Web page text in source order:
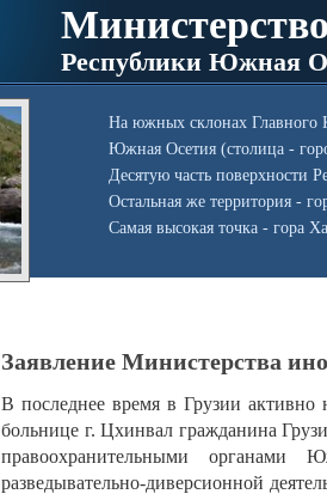
Республики Южная
На южных склонах Главного
Южная Осетия (столица -
Десятую часть поверхности
Остальная же территория -
Самая высокая точка - гора
Заявление Министерства
В последнее время в Грузии активно
больнице г. Цхинвал гражданина
правоохранительными
разведывательно-диверсионной